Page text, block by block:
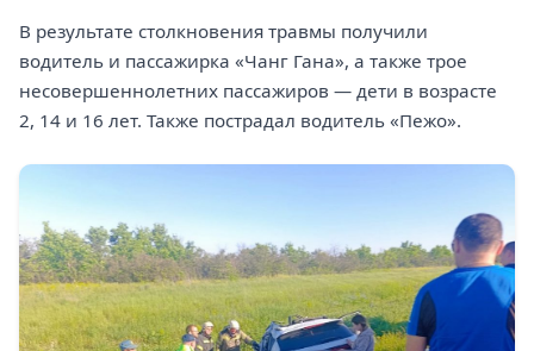
В результате столкновения травмы получили
водитель и пассажирка «Чанг Гана», а также трое
несовершеннолетних пассажиров — дети в возрасте
2, 14 и 16 лет. Также пострадал водитель «Пежо».